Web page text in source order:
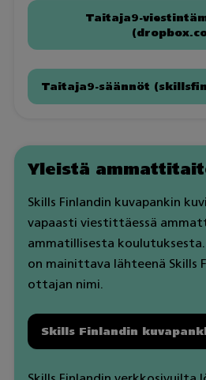
Taitaja9-
Taitaja9-säännöt
Yleistä
Skills Finlandin kuvapankin
vapaasti viestittäessä
ammatillisesta
on mainittava lähteenä Skills
ottajan nimi.
Skills Finlandin